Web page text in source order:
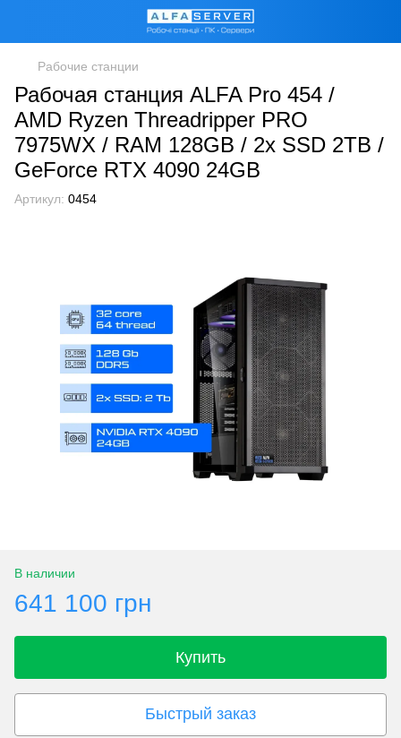
Рабочие станции
Рабочая станция ALFA Pro 454 /
AMD Ryzen Threadripper PRO
7975WX / RAM 128GB / 2х SSD 2TB /
GeForce RTX 4090 24GB
Артикул: 0454
В наличии
641 100 грн
Купить
Быстрый заказ